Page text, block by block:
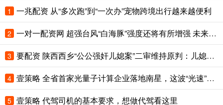
1 一兆配资 从“多次跑”到“一次办”宠物跨境出行越来越便利
2 一对一配资网 超强台风“白海豚”强度还将有所增强 未来5天对我国海区无影响
3 要配资 陕西西乡“公公强奸儿媳案”二审维持原判：儿媳被鉴定为精神发育迟滞，公公被判4年，坚称儿媳系自愿，已申请再审请求改判无罪
4 壹策略 全省首家光量子计算企业落地南星，这波“光速”服务拿下“MVP”
5 壹策略 代驾司机的基本要求，想做代驾看这里